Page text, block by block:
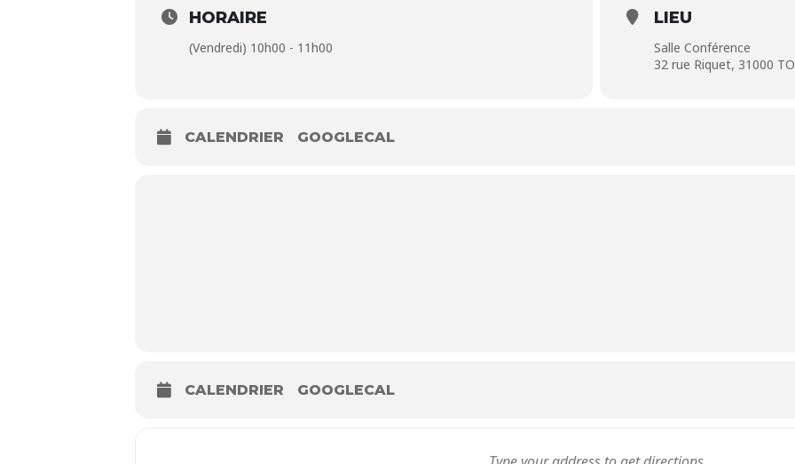
HORAIRE
(Vendredi) 10h00 - 11h00
LIEU
Salle Conférence
32 rue Riquet, 31000
CALENDRIER GOOGLECAL
CALENDRIER GOOGLECAL